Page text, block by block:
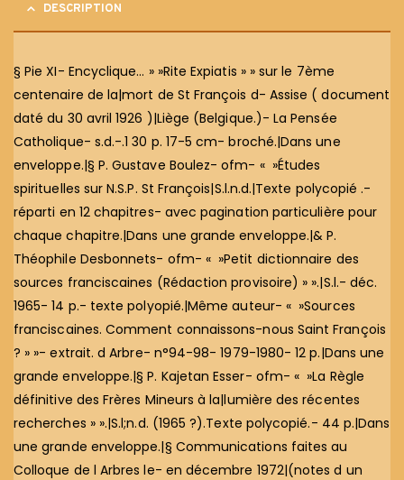
DESCRIPTION
§ Pie XI- Encyclique… » »Rite Expiatis » » sur le 7ème
centenaire de la|mort de St François d- Assise ( document
daté du 30 avril 1926 )|Liège (Belgique.)- La Pensée
Catholique- s.d.-.1 30 p. 17-5 cm- broché.|Dans une
enveloppe.|§ P. Gustave Boulez- ofm- « »Études
spirituelles sur N.S.P. St François|S.l.n.d.|Texte polycopié .-
réparti en 12 chapitres- avec pagination particulière pour
chaque chapitre.|Dans une grande enveloppe.|& P.
Théophile Desbonnets- ofm- « »Petit dictionnaire des
sources franciscaines (Rédaction provisoire) » ».|S.l.- déc.
1965- 14 p.- texte polyopié.|Même auteur- « »Sources
franciscaines. Comment connaissons-nous Saint François
? » »- extrait. d Arbre- n°94-98- 1979-1980- 12 p.|Dans une
grande enveloppe.|§ P. Kajetan Esser- ofm- « »La Règle
définitive des Frères Mineurs à la|lumière des récentes
recherches » ».|S.l;n.d. (1965 ?).Texte polycopié.- 44 p.|Dans
une grande enveloppe.|§ Communications faites au
Colloque de l Arbres le- en décembre 1972|(notes d un